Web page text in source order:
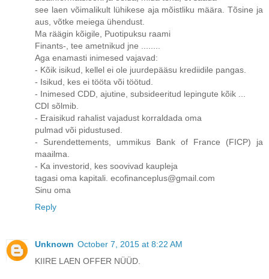
see laen võimalikult lühikese aja mõistliku määra. Tõsine ja
aus, võtke meiega ühendust.
Ma räägin kõigile, Puotipuksu raami
Finants-, tee ametnikud jne ........
Aga enamasti inimesed vajavad:
- Kõik isikud, kellel ei ole juurdepääsu krediidile pangas.
- Isikud, kes ei tööta või töötud.
- Inimesed CDD, ajutine, subsideeritud lepingute kõik ...
CDI sõlmib.
- Eraisikud rahalist vajadust korraldada oma
pulmad või pidustused.
- Surendettements, ummikus Bank of France (FICP) ja
maailma.
- Ka investorid, kes soovivad kaupleja
tagasi oma kapitali. ecofinanceplus@gmail.com
Sinu oma
Reply
Unknown October 7, 2015 at 8:22 AM
KIIRE LAEN OFFER NÜÜD.